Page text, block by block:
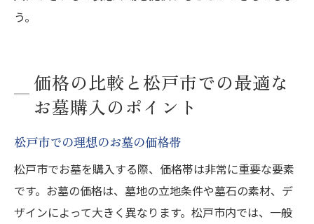
う。
価格の比較と松戸市での最適な
お墓購入のポイント
松戸市での理想のお墓の価格帯
松戸市でお墓を購入する際、価格帯は非常に重要な要素
です。お墓の価格は、墓地の立地条件や墓石の素材、デ
ザインによって大きく異なります。松戸市内では、一般